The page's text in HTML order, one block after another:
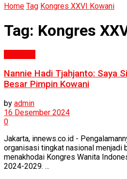
Home Tag Kongres XXVI Kowani
Tag: Kongres
Nannie Hadi Tjahjanto: Saya
Besar Pimpin Kowani
by admin
16 Desember 2024
0
Jakarta, innews.co.id -
organisasi tingkat nasional menjadi
menakhodai Kongres Wanita
2024-2029. ...